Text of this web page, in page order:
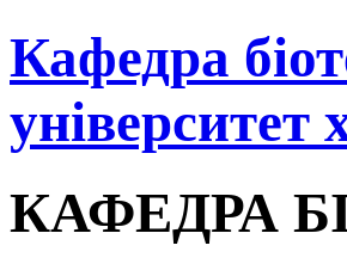
Кафедра
університет
КАФЕДРА